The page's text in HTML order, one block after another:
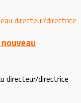
directeur/directrice